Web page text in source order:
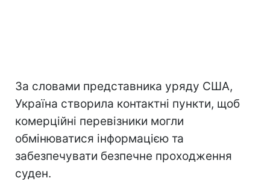
За словами представника уряду США,
Україна створила контактні пункти, щоб
комерційні перевізники могли
обмінюватися інформацією та
забезпечувати безпечне проходження
суден.